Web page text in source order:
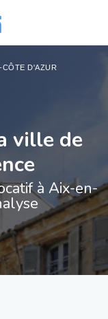
CÔTE D'AZUR
ville de
à Aix-en-